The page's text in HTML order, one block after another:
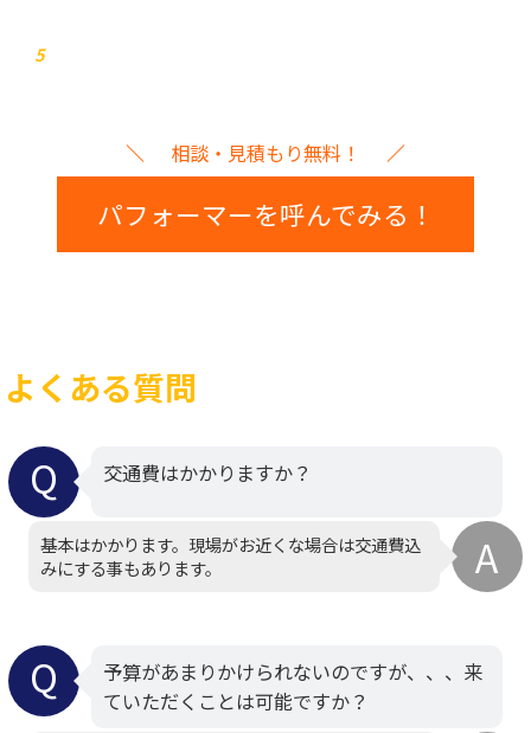
5
相談・見積もり無料！
パフォーマーを呼んでみる！
よくある質問
交通費はかかりますか？
基本はかかります。現場がお近くな場合は交通費込
みにする事もあります。
予算があまりかけられないのですが、、、来
ていただくことは可能ですか？